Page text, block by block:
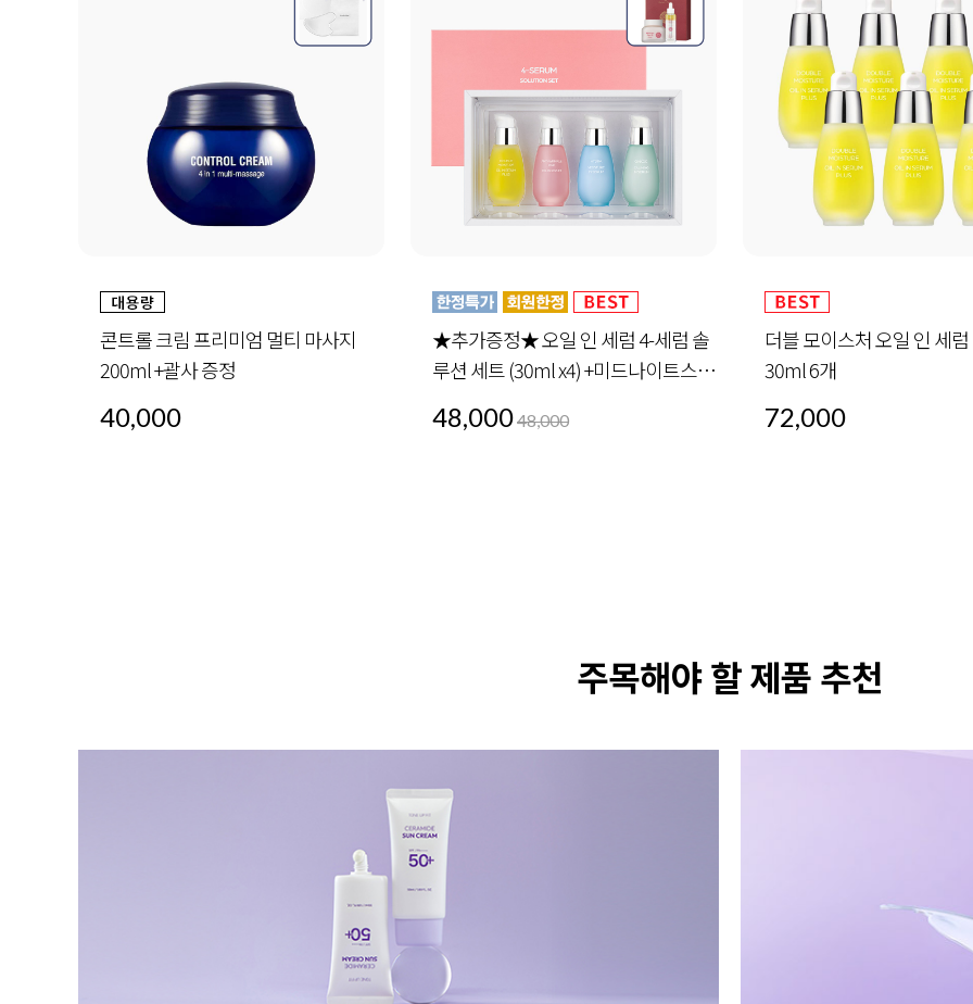
★추가증정★ 오일 인 세럼 4-세럼 솔
루션 세트 (30ml x4) +미드나이트스페
48,000
더블 모이스처 오일 인 세럼 플러스
30ml 6개
72,000
안티 링클 핑크 오일 인 세
72,000
주목해야 할 제품 추천